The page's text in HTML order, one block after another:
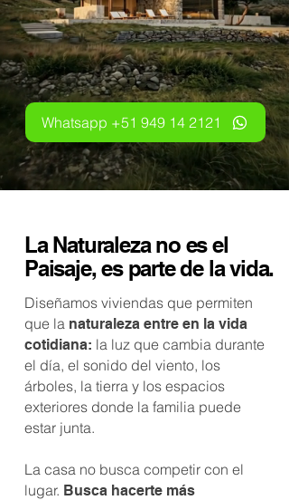
Whatsapp +51 949 14 2121
La Naturaleza no es el
Paisaje, es parte de la vida.
Diseñamos viviendas que permiten
que la naturaleza entre en la vida
cotidiana: la luz que cambia durante
el día, el sonido del viento, los
árboles, la tierra y los espacios
exteriores donde la familia puede
estar junta.
La casa no busca competir con el
lugar. Busca hacerte más